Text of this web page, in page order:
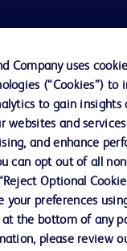
de cookies
Company uses
(“Cookies”) to
to gain insights
websites and
and enhance
can opt out of all
Optional
your preferences
at the bottom of any
please review